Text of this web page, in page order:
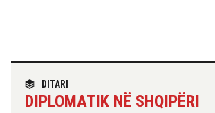
Rritet me 127 miliardë lekë
qarkullimi i bizneseve në
gjashtëmujorin e parë 2026
DITARI
DIPLOMATIK NË SHQIPËRI